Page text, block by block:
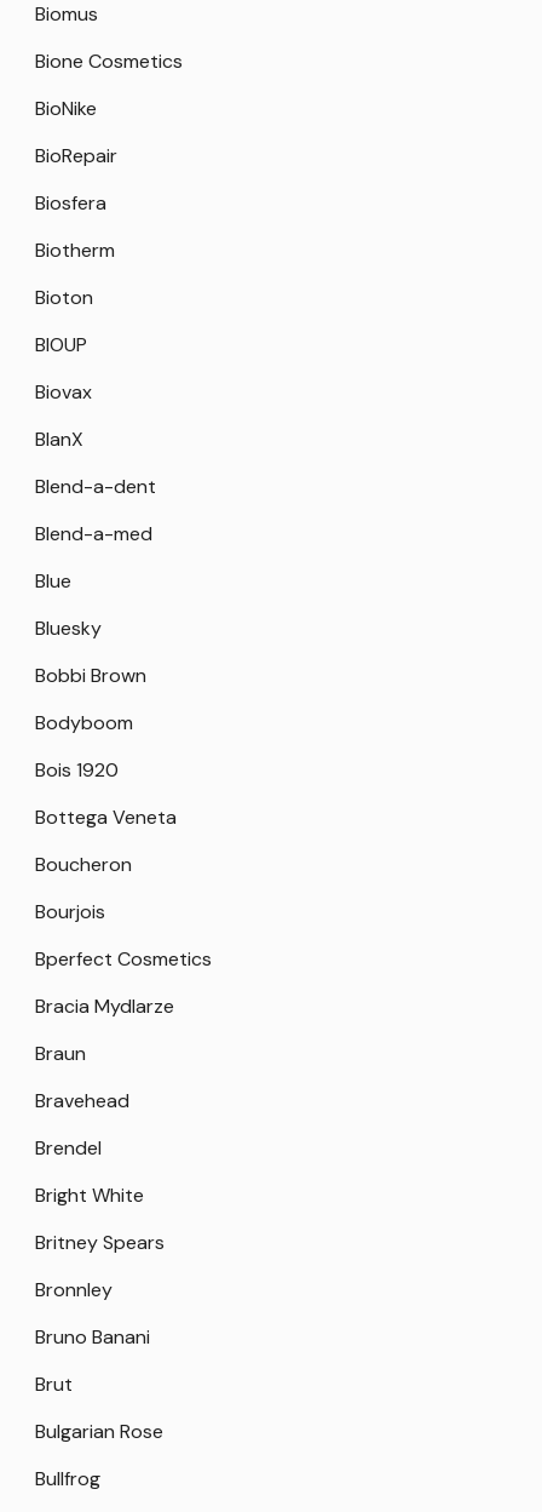
Biomus
Bione Cosmetics
BioNike
BioRepair
Biosfera
Biotherm
Bioton
BIOUP
Biovax
BlanX
Blend-a-dent
Blend-a-med
Blue
Bluesky
Bobbi Brown
Bodyboom
Bois 1920
Bottega Veneta
Boucheron
Bourjois
Bperfect Cosmetics
Bracia Mydlarze
Braun
Bravehead
Brendel
Bright White
Britney Spears
Bronnley
Bruno Banani
Brut
Bulgarian Rose
Bullfrog